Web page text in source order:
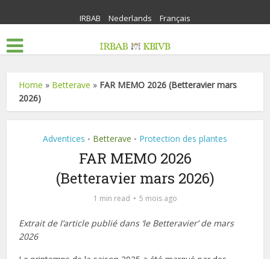
IRBAB Nederlands Français
Home » Betterave » FAR MEMO 2026 (Betteravier mars
2026)
Adventices • Betterave • Protection des plantes
FAR MEMO 2026
(Betteravier mars 2026)
1 min read 5 mois ago
Extrait de l’article publié dans ‘le Betteravier’ de mars
2026